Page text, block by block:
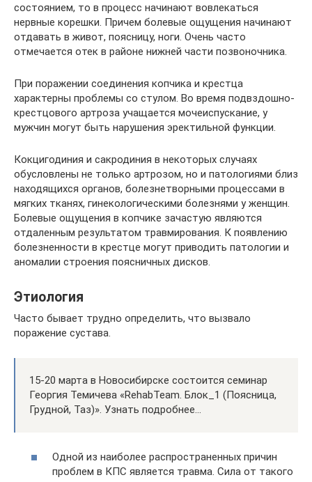
состоянием, то в процесс начинают вовлекаться
нервные корешки. Причем болевые ощущения начинают
отдавать в живот, поясницу, ноги. Очень часто
отмечается отек в районе нижней части позвоночника.
При поражении соединения копчика и крестца
характерны проблемы со стулом. Во время подвздошно-
крестцового артроза учащается мочеиспускание, у
мужчин могут быть нарушения эректильной функции.
Кокцигодиния и сакродиния в некоторых случаях
обусловлены не только артрозом, но и патологиями близ
находящихся органов, болезнетворными процессами в
мягких тканях, гинекологическими болезнями у женщин.
Болевые ощущения в копчике зачастую являются
отдаленным результатом травмирования. К появлению
болезненности в крестце могут приводить патологии и
аномалии строения поясничных дисков.
Этиология
Часто бывает трудно определить, что вызвало
поражение сустава.
15-20 марта в Новосибирске состоится семинар
Георгия Темичева «RehabTeam. Блок_1 (Поясница,
Грудной, Таз)». Узнать подробнее…
Одной из наиболее распространенных причин
проблем в КПС является травма. Сила от такого